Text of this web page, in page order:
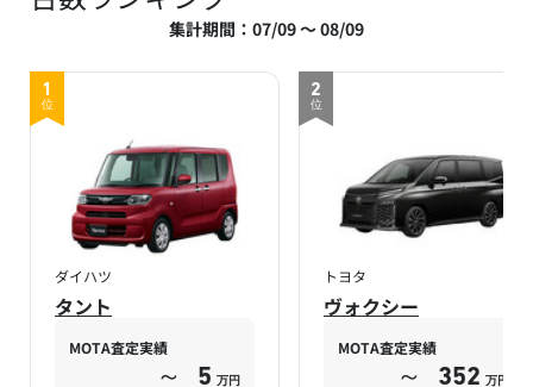
集計期間：07/09 ～ 08/09
1
位
ダイハツ
タント
MOTA査定実績
～ 5 万円
2
位
トヨタ
ヴォクシー
MOTA査定実績
～ 352 万円